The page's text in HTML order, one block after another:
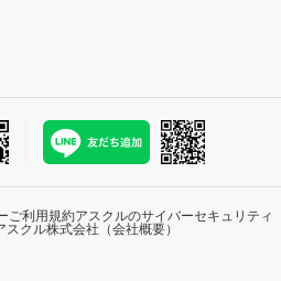
ご利用規約アスクルのサイバーセキュリティ
スクル株式会社（会社概要）